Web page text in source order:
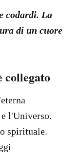
codardi. La
di un cuore
collegato
l'Universo.
spirituale.